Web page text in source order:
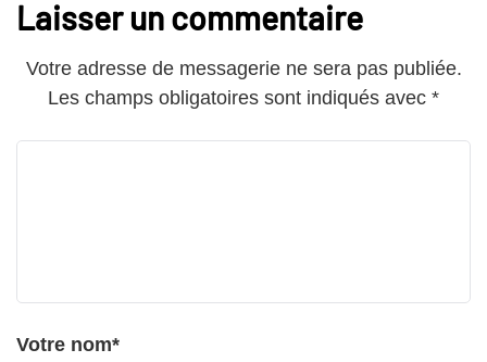
Laisser un commentaire
Votre adresse de messagerie ne sera pas publiée.
Les champs obligatoires sont indiqués avec *
Votre nom*